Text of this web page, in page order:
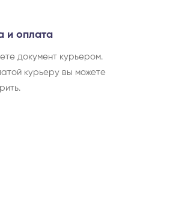
и оплата
документ курьером.
курьеру вы можете